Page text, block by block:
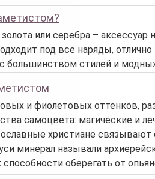
или серебра – аксессуар
под все наряды,
с большинством стилей и
и фиолетовых оттенков,
самоцвета: магические и
христиане
минерал называли
способности оберегать от